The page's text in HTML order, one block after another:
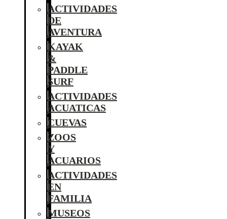
ACTIVIDADES
DE
AVENTURA
KAYAK
&
PADDLE
SURF
ACTIVIDADES
ACUATICAS
CUEVAS
ZOOS
Y
ACUARIOS
ACTIVIDADES
EN
FAMILIA
MUSEOS